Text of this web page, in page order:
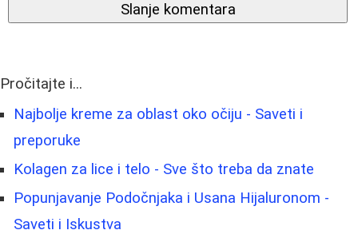
Slanje komentara
Pročitajte i...
Najbolje kreme za oblast oko očiju - Saveti i
preporuke
Kolagen za lice i telo - Sve što treba da znate
Popunjavanje Podočnjaka i Usana Hijaluronom -
Saveti i Iskustva